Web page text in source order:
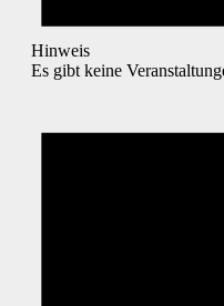
Hinweis
Es gibt keine